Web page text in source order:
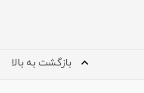
بازگشت به بالا